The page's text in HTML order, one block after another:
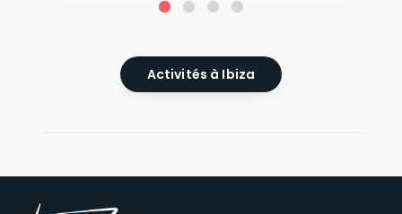
Activités à Ibiza